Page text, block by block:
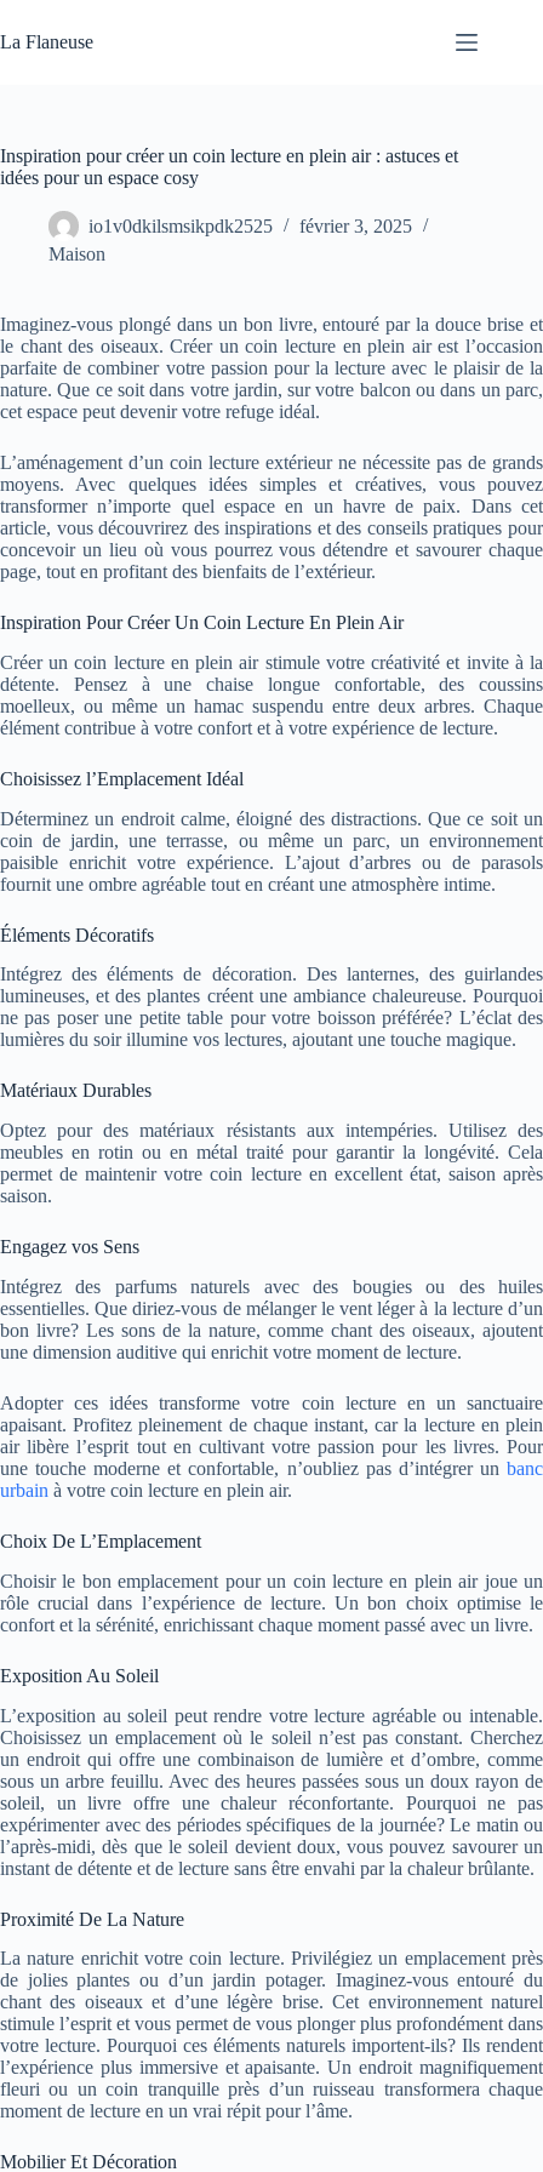
au
contenu
La Flaneuse
Inspiration pour créer un coin lecture en plein air : astuces et
idées pour un espace cosy
io1v0dkilsmsikpdk2525
février 3, 2025
Maison
Imaginez-vous plongé dans un bon livre, entouré par la douce brise et
le chant des oiseaux. Créer un coin lecture en plein air est l’occasion
parfaite de combiner votre passion pour la lecture avec le plaisir de la
nature. Que ce soit dans votre jardin, sur votre balcon ou dans un parc,
cet espace peut devenir votre refuge idéal.
L’aménagement d’un coin lecture extérieur ne nécessite pas de grands
moyens. Avec quelques idées simples et créatives, vous pouvez
transformer n’importe quel espace en un havre de paix. Dans cet
article, vous découvrirez des inspirations et des conseils pratiques pour
concevoir un lieu où vous pourrez vous détendre et savourer chaque
page, tout en profitant des bienfaits de l’extérieur.
Inspiration Pour Créer Un Coin Lecture En Plein Air
Créer un coin lecture en plein air stimule votre créativité et invite à la
détente. Pensez à une chaise longue confortable, des coussins
moelleux, ou même un hamac suspendu entre deux arbres. Chaque
élément contribue à votre confort et à votre expérience de lecture.
Choisissez l’Emplacement Idéal
Déterminez un endroit calme, éloigné des distractions. Que ce soit un
coin de jardin, une terrasse, ou même un parc, un environnement
paisible enrichit votre expérience. L’ajout d’arbres ou de parasols
fournit une ombre agréable tout en créant une atmosphère intime.
Éléments Décoratifs
Intégrez des éléments de décoration. Des lanternes, des guirlandes
lumineuses, et des plantes créent une ambiance chaleureuse. Pourquoi
ne pas poser une petite table pour votre boisson préférée? L’éclat des
lumières du soir illumine vos lectures, ajoutant une touche magique.
Matériaux Durables
Optez pour des matériaux résistants aux intempéries. Utilisez des
meubles en rotin ou en métal traité pour garantir la longévité. Cela
permet de maintenir votre coin lecture en excellent état, saison après
saison.
Engagez vos Sens
Intégrez des parfums naturels avec des bougies ou des huiles
essentielles. Que diriez-vous de mélanger le vent léger à la lecture d’un
bon livre? Les sons de la nature, comme chant des oiseaux, ajoutent
une dimension auditive qui enrichit votre moment de lecture.
Adopter ces idées transforme votre coin lecture en un sanctuaire
apaisant. Profitez pleinement de chaque instant, car la lecture en plein
air libère l’esprit tout en cultivant votre passion pour les livres. Pour
une touche moderne et confortable, n’oubliez pas d’intégrer un banc
urbain à votre coin lecture en plein air.
Choix De L’Emplacement
Choisir le bon emplacement pour un coin lecture en plein air joue un
rôle crucial dans l’expérience de lecture. Un bon choix optimise le
confort et la sérénité, enrichissant chaque moment passé avec un livre.
Exposition Au Soleil
L’exposition au soleil peut rendre votre lecture agréable ou intenable.
Choisissez un emplacement où le soleil n’est pas constant. Cherchez
un endroit qui offre une combinaison de lumière et d’ombre, comme
sous un arbre feuillu. Avec des heures passées sous un doux rayon de
soleil, un livre offre une chaleur réconfortante. Pourquoi ne pas
expérimenter avec des périodes spécifiques de la journée? Le matin ou
l’après-midi, dès que le soleil devient doux, vous pouvez savourer un
instant de détente et de lecture sans être envahi par la chaleur brûlante.
Proximité De La Nature
La nature enrichit votre coin lecture. Privilégiez un emplacement près
de jolies plantes ou d’un jardin potager. Imaginez-vous entouré du
chant des oiseaux et d’une légère brise. Cet environnement naturel
stimule l’esprit et vous permet de vous plonger plus profondément dans
votre lecture. Pourquoi ces éléments naturels importent-ils? Ils rendent
l’expérience plus immersive et apaisante. Un endroit magnifiquement
fleuri ou un coin tranquille près d’un ruisseau transformera chaque
moment de lecture en un vrai répit pour l’âme.
Mobilier Et Décoration